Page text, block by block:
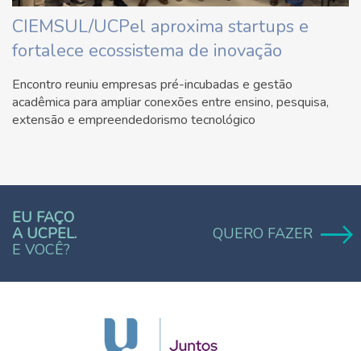
CIEMSUL/UCPel aproxima startups e
fortalece ecossistema de inovação
Encontro reuniu empresas pré-incubadas e gestão
acadêmica para ampliar conexões entre ensino, pesquisa,
extensão e empreendedorismo tecnológico
EU FAÇO
A UCPEL.
E VOCÊ?
QUERO FAZER